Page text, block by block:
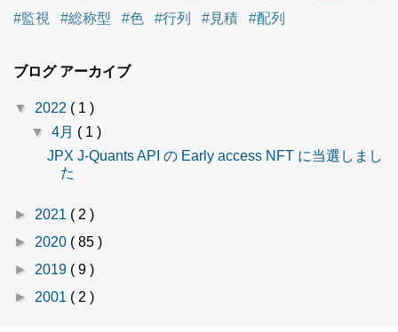
#監視
#総称型 #色 #行列 #見積 #配列
ブログ アーカイブ
▼ 2022 ( 1 )
▼4月 ( 1 )
JPX J-Quants API の Early access NFT に当選しまし
た
► 2021 ( 2 )
► 2020 ( 85 )
► 2019 ( 9 )
► 2001 ( 2 )